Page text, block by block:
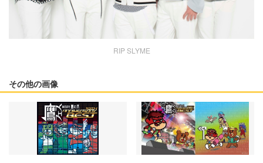
RIP SLYME
その他の画像